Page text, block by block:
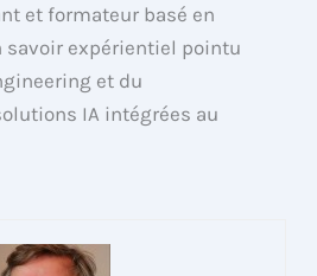
et formateur basé en
savoir expérientiel pointu
et du
IA intégrées au